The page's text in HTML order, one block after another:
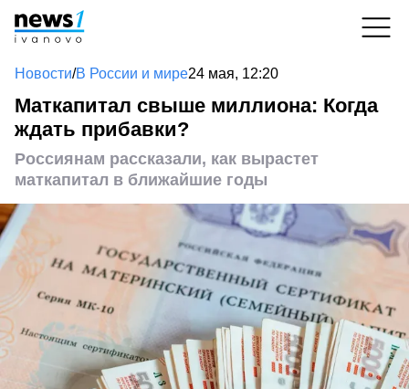
Новости/В России и мире24 мая, 12:20
Маткапитал свыше миллиона: Когда
ждать прибавки?
Россиянам рассказали, как вырастет
маткапитал в ближайшие годы